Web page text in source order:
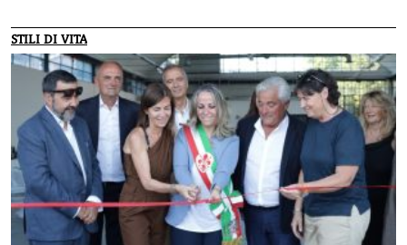
STILI DI VITA